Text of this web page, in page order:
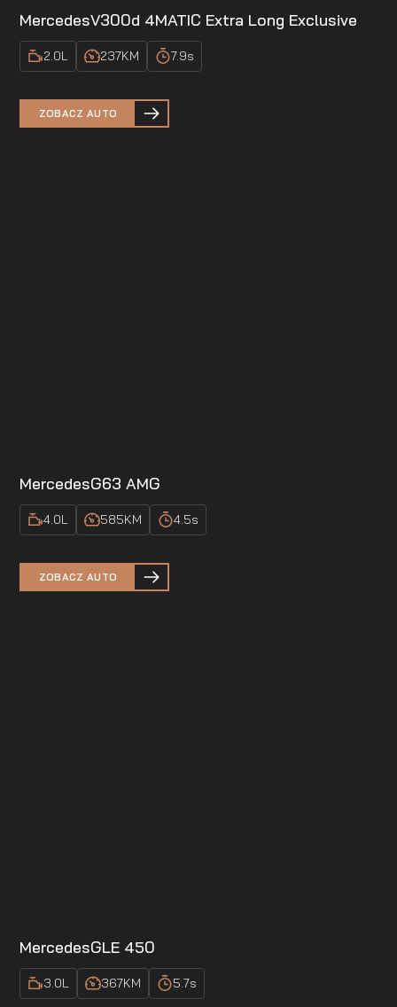
MercedesV300d 4MATIC Extra Long Exclusive
2.0L 237KM 7.9s
ZOBACZ AUTO
MercedesG63 AMG
4.0L 585KM 4.5s
ZOBACZ AUTO
MercedesGLE 450
3.0L 367KM 5.7s